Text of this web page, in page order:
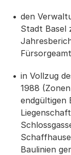
den
Stadt Basel
in Vollzug
1988
endgültigen
Baulinien